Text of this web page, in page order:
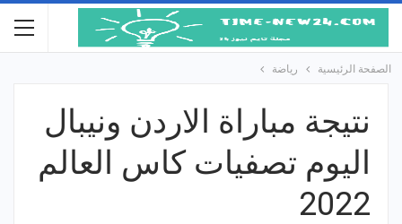
الصفحة الرئيسية رياضة
نتيجة مباراة الاردن ونيبال
اليوم تصفيات كاس العالم
2022